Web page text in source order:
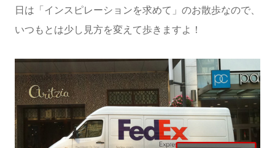
日は「インスピレーションを求めて」のお散歩なので、
いつもとは少し見方を変えて歩きますよ！